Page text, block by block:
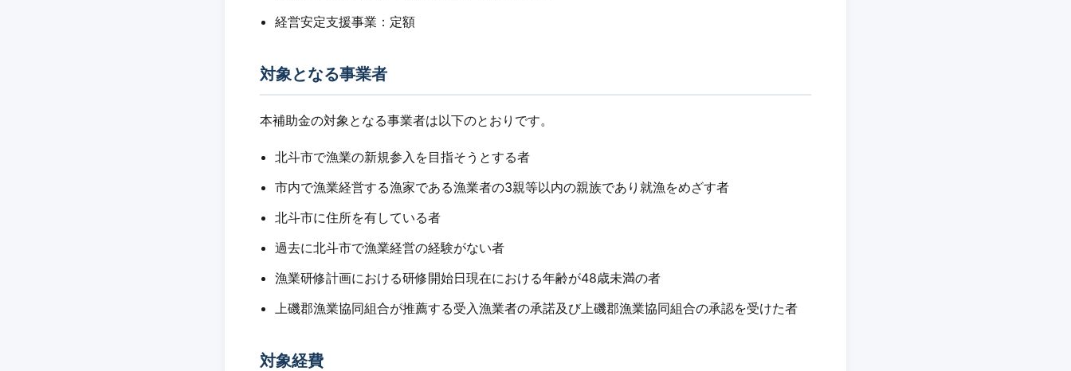
経営安定支援事業：定額
対象となる事業者
本補助金の対象となる事業者は以下のとおりです。
北斗市で漁業の新規参入を目指そうとする者
市内で漁業経営する漁家である漁業者の3親等以内の親族であり就漁をめざす者
北斗市に住所を有している者
過去に北斗市で漁業経営の経験がない者
漁業研修計画における研修開始日現在における年齢が48歳未満の者
上磯郡漁業協同組合が推薦する受入漁業者の承諾及び上磯郡漁業協同組合の承認を受けた者
対象経費